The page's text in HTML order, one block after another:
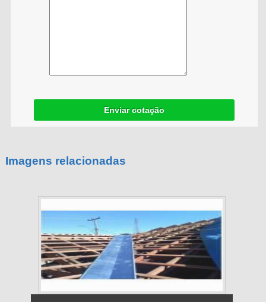
Enviar cotação
Imagens relacionadas